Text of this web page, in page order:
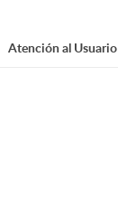
Atención al Usuario